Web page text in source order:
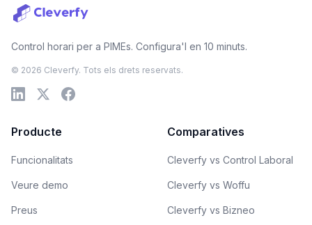
Control horari per a PIMEs. Configura'l en 10 minuts.
© 2026 Cleverfy. Tots els drets reservats.
Producte
Funcionalitats
Veure demo
Preus
Comparatives
Cleverfy vs Control Laboral
Cleverfy vs Woffu
Cleverfy vs Bizneo